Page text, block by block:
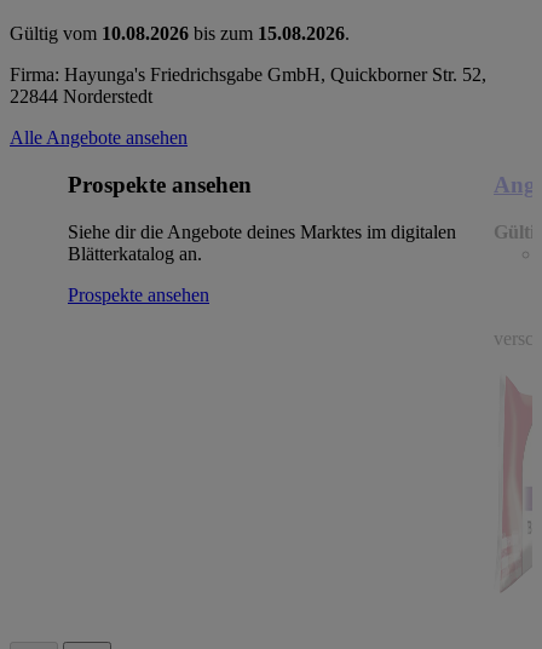
Gültig vom 10.08.2026 bis zum 15.08.2026.
Firma: Hayunga's Friedrichsgabe GmbH, Quickborner Str. 52,
22844 Norderstedt
Alle Angebote ansehen
Prospekte ansehen
Siehe dir die Angebote deines Marktes im digitalen
Blätterkatalog an.
Prospekte ansehen